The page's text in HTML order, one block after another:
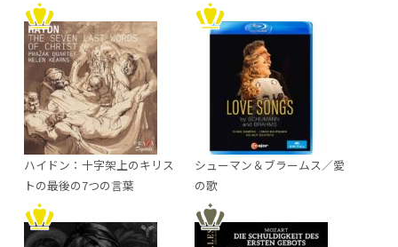
ハイドン：十字架上のキリス
トの最後の7つの言葉
シューマン＆ブラームス／愛
の歌